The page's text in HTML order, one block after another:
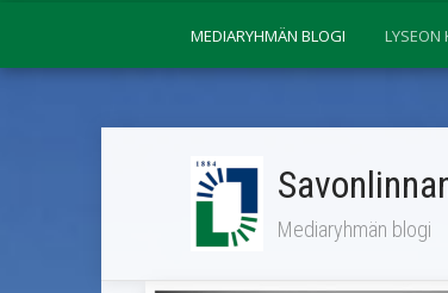
MEDIARYHMÄN BLOGI LYSEON
Mediaryhmän blogi